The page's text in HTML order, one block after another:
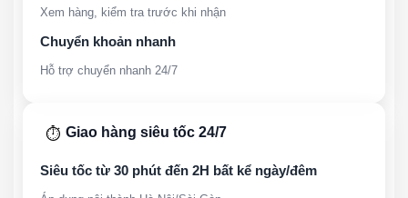
Xem hàng, kiểm tra trước khi nhận
Chuyển khoản nhanh
Hỗ trợ chuyển nhanh 24/7
⏱️ Giao hàng siêu tốc 24/7
Siêu tốc từ 30 phút đến 2H bất kể ngày/đêm